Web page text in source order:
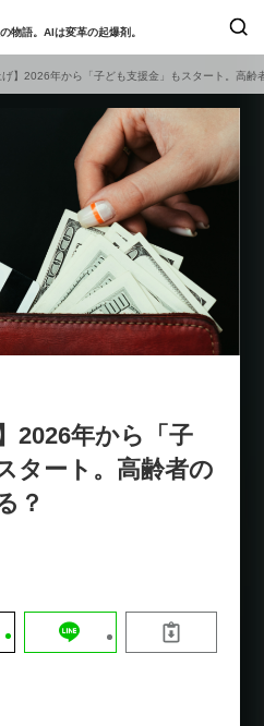
物語。AIは変革の起爆剤。
インタビュー
ニュース
日本オムニチャネル協会
プページ
特集
動画
トマップ
い合わせ
護法について
採用情報
定のセミナー
開: 【8/6開催】AIエージェン
代、日本企業は何から始める
流から学ぶ〜
12開催】「イノベーションを
化する」～投資される事業の
げ】2026年から「子ども支援金」もスタート。高齢
2026年から「子
タート。高齢者の
？